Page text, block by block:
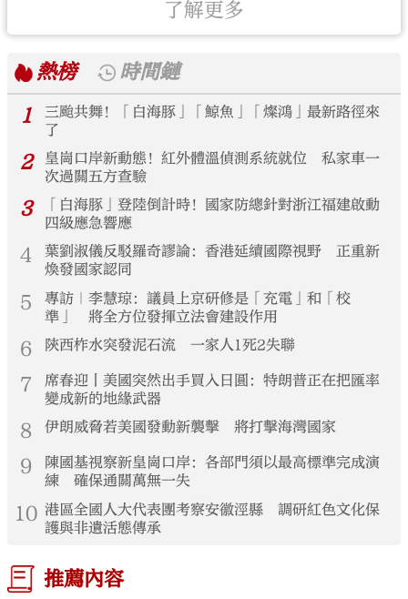
了解更多
熱榜
時間鏈
1
三颱共舞！「白海豚」「鯨魚」「燦鴻」最新路徑來
了
2
皇崗口岸新動態！紅外體溫偵測系統就位 私家車一
次過關五方查驗
3
「白海豚」登陸倒計時！國家防總針對浙江福建啟動
四級應急響應
4
葉劉淑儀反駁羅奇謬論：香港延續國際視野 正重新
煥發國家認同
5
專訪｜李慧琼：議員上京研修是「充電」和「校
準」 將全方位發揮立法會建設作用
6 陝西柞水突發泥石流 一家人1死2失聯
7
席春迎丨美國突然出手買入日圓：特朗普正在把匯率
變成新的地緣武器
8 伊朗威脅若美國發動新襲擊 將打擊海灣國家
9
陳國基視察新皇崗口岸：各部門須以最高標準完成演
練 確保通關萬無一失
10 港區全國人大代表團考察安徽涇縣 調研紅色文化保
護與非遺活態傳承
推薦內容